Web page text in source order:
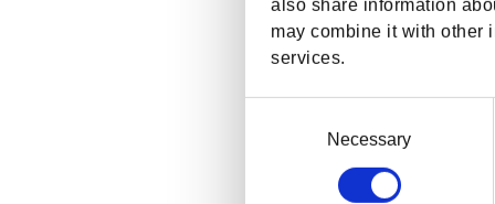
also share information
may combine it with other
services.
Necessary